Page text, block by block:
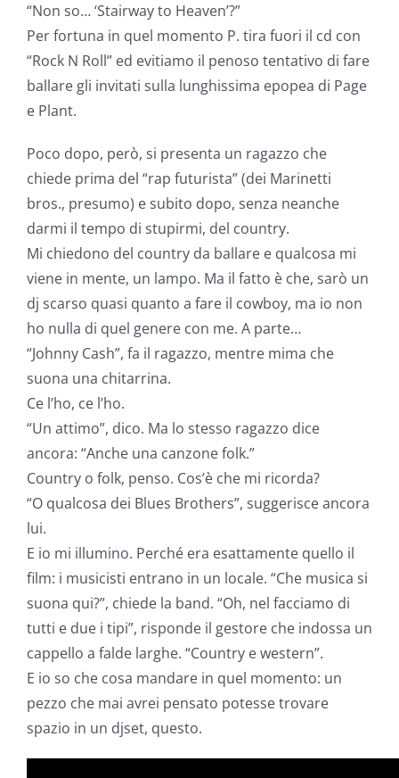
“Non so… ‘Stairway to Heaven’?”
Per fortuna in quel momento P. tira fuori il cd con
“Rock N Roll” ed evitiamo il penoso tentativo di fare
ballare gli invitati sulla lunghissima epopea di Page
e Plant.
Poco dopo, però, si presenta un ragazzo che
chiede prima del “rap futurista” (dei Marinetti
bros., presumo) e subito dopo, senza neanche
darmi il tempo di stupirmi, del country.
Mi chiedono del country da ballare e qualcosa mi
viene in mente, un lampo. Ma il fatto è che, sarò un
dj scarso quasi quanto a fare il cowboy, ma io non
ho nulla di quel genere con me. A parte…
“Johnny Cash”, fa il ragazzo, mentre mima che
suona una chitarrina.
Ce l’ho, ce l’ho.
“Un attimo”, dico. Ma lo stesso ragazzo dice
ancora: “Anche una canzone folk.”
Country o folk, penso. Cos’è che mi ricorda?
“O qualcosa dei Blues Brothers”, suggerisce ancora
lui.
E io mi illumino. Perché era esattamente quello il
film: i musicisti entrano in un locale. “Che musica si
suona qui?”, chiede la band. “Oh, nel facciamo di
tutti e due i tipi”, risponde il gestore che indossa un
cappello a falde larghe. “Country e western”.
E io so che cosa mandare in quel momento: un
pezzo che mai avrei pensato potesse trovare
spazio in un djset, questo.